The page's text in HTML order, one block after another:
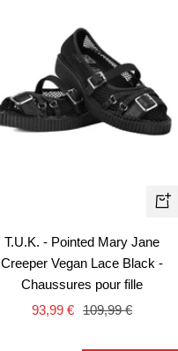
T.U.K. - Pointed Mary Jane
Creeper Vegan Lace Black -
Chaussures pour fille
Prix
93,99 € Prix
109,99 €